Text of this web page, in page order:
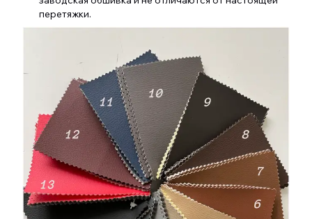
перетяжки.